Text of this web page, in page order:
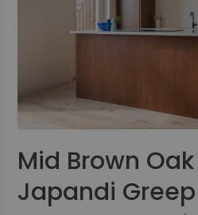
Mid Brown
Japandi Greep